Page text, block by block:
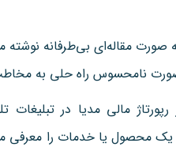
صورت مقاله‌ای بی‌طرفانه
نامحسوس راه حلی به
رپورتاژ مالی مدیا در
یک محصول یا خدمات را معرفی